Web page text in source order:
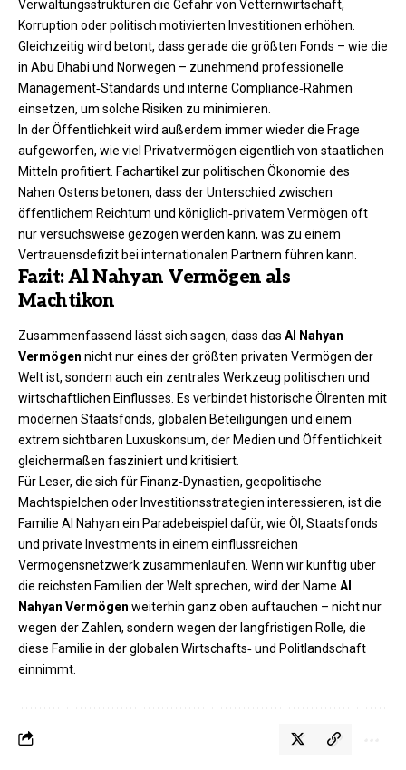
Verwaltungsstrukturen die Gefahr von Vetternwirtschaft,
Korruption oder politisch motivierten Investitionen erhöhen.
Gleichzeitig wird betont, dass gerade die größten Fonds – wie die
in Abu Dhabi und Norwegen – zunehmend professionelle
Management‑Standards und interne Compliance‑Rahmen
einsetzen, um solche Risiken zu minimieren.
In der Öffentlichkeit wird außerdem immer wieder die Frage
aufgeworfen, wie viel Privatvermögen eigentlich von staatlichen
Mitteln profitiert. Fachartikel zur politischen Ökonomie des
Nahen Ostens betonen, dass der Unterschied zwischen
öffentlichem Reichtum und königlich‑privatem Vermögen oft
nur versuchsweise gezogen werden kann, was zu einem
Vertrauensdefizit bei internationalen Partnern führen kann.
Fazit: Al Nahyan Vermögen als
Machtikon
Zusammenfassend lässt sich sagen, dass das Al Nahyan
Vermögen nicht nur eines der größten privaten Vermögen der
Welt ist, sondern auch ein zentrales Werkzeug politischen und
wirtschaftlichen Einflusses. Es verbindet historische Ölrenten mit
modernen Staatsfonds, globalen Beteiligungen und einem
extrem sichtbaren Luxuskonsum, der Medien und Öffentlichkeit
gleichermaßen fasziniert und kritisiert.
Für Leser, die sich für Finanz‑Dynastien, geopolitische
Machtspielchen oder Investitionsstrategien interessieren, ist die
Familie Al Nahyan ein Paradebeispiel dafür, wie Öl, Staatsfonds
und private Investments in einem einflussreichen
Vermögensnetzwerk zusammenlaufen. Wenn wir künftig über
die reichsten Familien der Welt sprechen, wird der Name Al
Nahyan Vermögen weiterhin ganz oben auftauchen – nicht nur
wegen der Zahlen, sondern wegen der langfristigen Rolle, die
diese Familie in der globalen Wirtschafts‑ und Politlandschaft
einnimmt.